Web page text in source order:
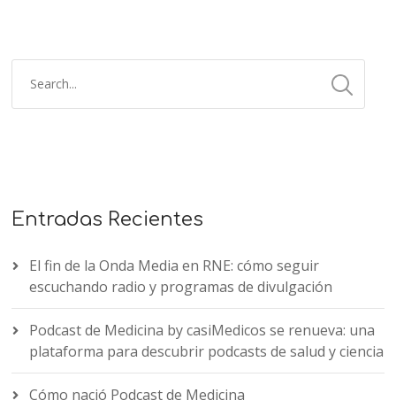
Entradas Recientes
El fin de la Onda Media en RNE: cómo seguir
escuchando radio y programas de divulgación
Podcast de Medicina by casiMedicos se renueva: una
plataforma para descubrir podcasts de salud y ciencia
Cómo nació Podcast de Medicina